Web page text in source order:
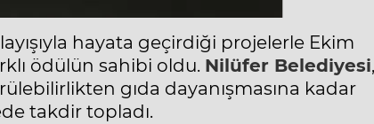
hayata geçirdiği projelerle Ekim
ödülün sahibi oldu. Nilüfer Belediyesi,
gıda dayanışmasına kadar
takdir topladı.